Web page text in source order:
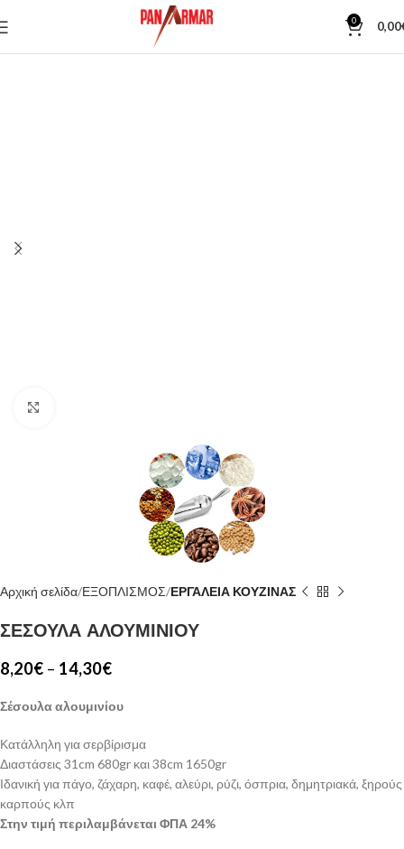
0 0,00
Αρχική σελίδα ΕΞΟΠΛΙΣΜΟΣ ΕΡΓΑΛΕΙΑ ΚΟΥΖΙΝΑΣ
ΣΕΣΟΥΛΑ ΑΛΟΥΜΙΝΙΟΥ
8,20€ – 14,30€
Σέσουλα αλουμινίου
Κατάλληλη για σερβίρισμα
Διαστάσεις 31cm 680gr και 38cm 1650gr
Ιδανική για πάγο, ζάχαρη, καφέ, αλεύρι, ρύζι, όσπρια, δημητριακά, ξηρούς
καρπούς κλπ
Στην τιμή περιλαμβάνεται ΦΠΑ 24%